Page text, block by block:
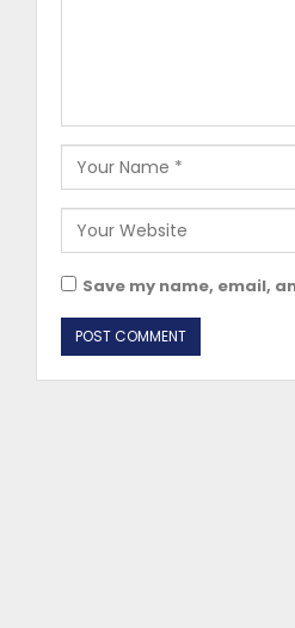
Save my name, email,